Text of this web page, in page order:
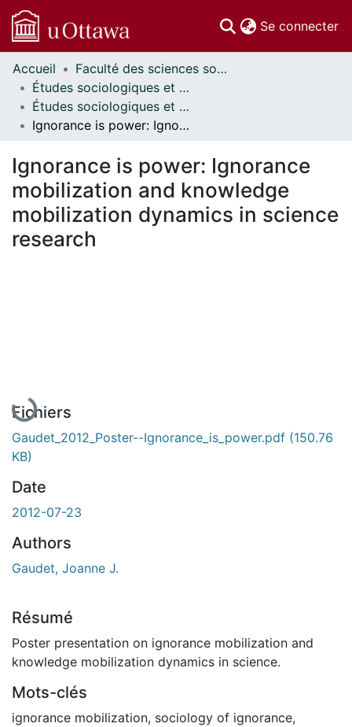
Se connecter
Communautés
et collections
Parcourir
Statistiques
À propos
Accueil
Faculté des sciences sociales // Faculty of Social Sciences
Études sociologiques et anthropologiques // Sociological and Anthropological Studies
Études sociologiques et anthropologiques - Publications // Sociological and Anthropological Studies - Publications
Ignorance is power: Ignorance mobilization and knowledge mobilization dynamics in science research
Ignorance is power: Ignorance
mobilization and knowledge
mobilization dynamics in science
research
Fichiers
Gaudet_2012_Poster--Ignorance_is_power.pdf (150.76
KB)
Date
2012-07-23
Authors
Gaudet, Joanne J.
Résumé
Poster presentation on ignorance mobilization and
knowledge mobilization dynamics in science.
Mots-clés
ignorance mobilization, sociology of ignorance,